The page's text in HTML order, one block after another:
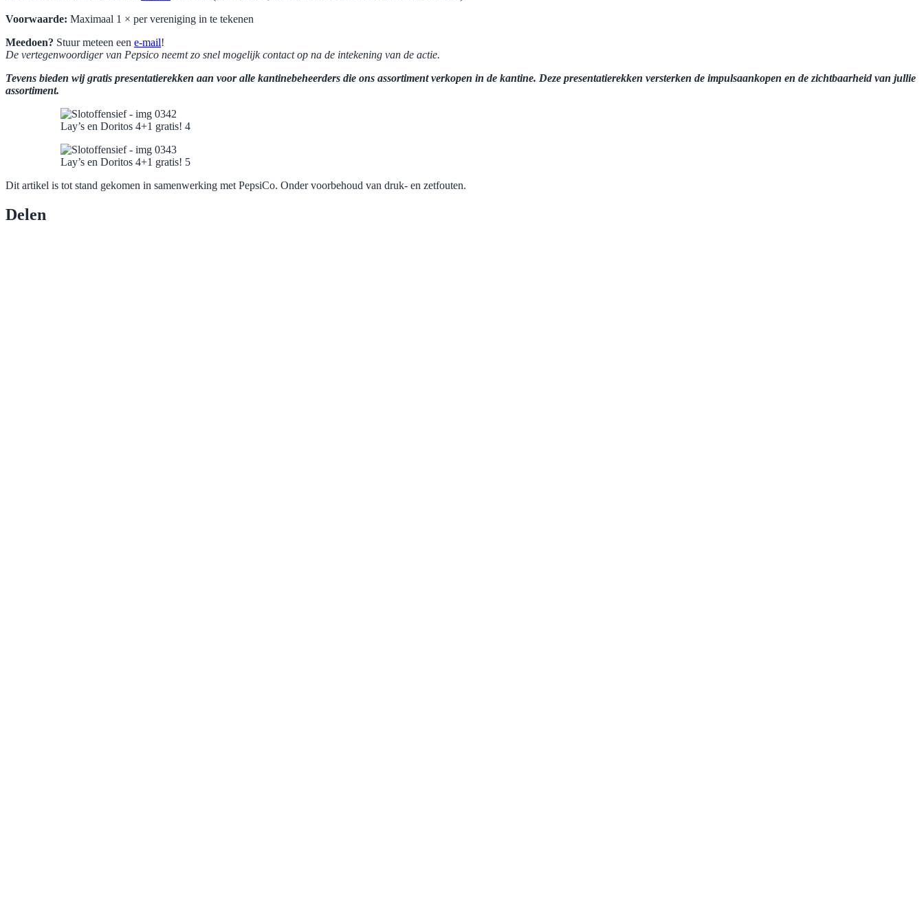
Voorwaarde: Maximaal 1 × per vereniging in te tekenen
Meedoen? Stuur meteen een e-mail!
De vertegenwoordiger van Pepsico neemt zo snel mogelijk contact op na de intekening van de actie.
Tevens bieden wij gratis presentatierekken aan voor alle kantinebeheerders die ons assortiment verkopen in de kantine. Deze presentatierekken versterken de impulsaankopen en de zichtbaarheid van jullie
assortiment.
Lay’s en Doritos 4+1 gratis! 4
Lay’s en Doritos 4+1 gratis! 5
Dit artikel is tot stand gekomen in samenwerking met PepsiCo. Onder voorbehoud van druk- en zetfouten.
Delen